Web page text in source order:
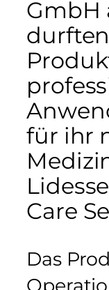
GmbH
für ihr
Care
Das